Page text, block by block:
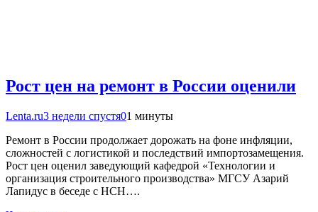
Рост цен на ремонт в России оценили
Lenta.ru3 недели спустя01 минуты
Ремонт в России продолжает дорожать на фоне инфляции,
сложностей с логистикой и последствий импортозамещения.
Рост цен оценил заведующий кафедрой «Технологии и
организация строительного производства» МГСУ Азарий
Лапидус в беседе с НСН….